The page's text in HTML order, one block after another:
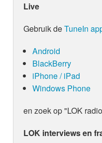
Live
Gebruik deTuneIn
Android
BlackBerry
iPhone / iPad
Windows Phone
en zoek op "LOK
LOK interviews en